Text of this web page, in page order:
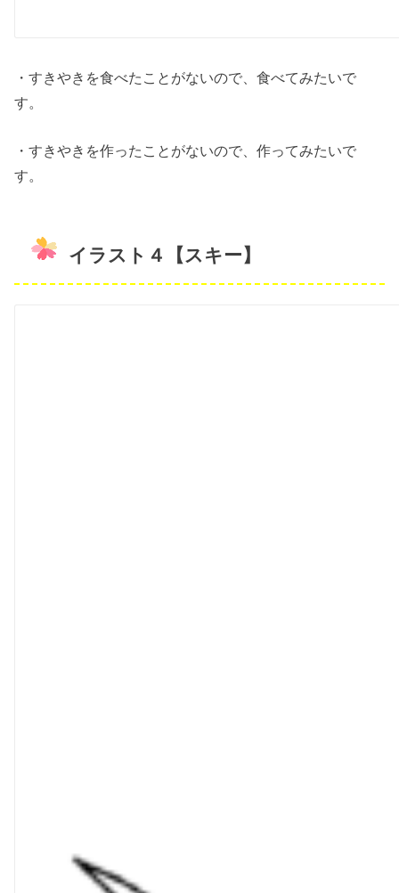
・すきやきを食べたことがないので、食べてみたいで
す。
・すきやきを作ったことがないので、作ってみたいで
す。
イラスト４【スキー】